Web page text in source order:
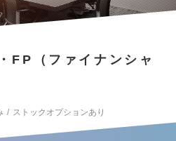
FP（ファイナンシャ
ストックオプションあり